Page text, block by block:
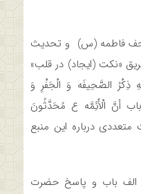
فاطمه (س) و تحدیث
«نکت (ایجاد) در قلب»
ذِکْرُ الصَّحِیفَه وَ الْجَفْرِ وَ
أنَّ الْأَئِمَّه ع مُحَدَّثُونَ
درباره این منبع
باب و پاسخ حضرت